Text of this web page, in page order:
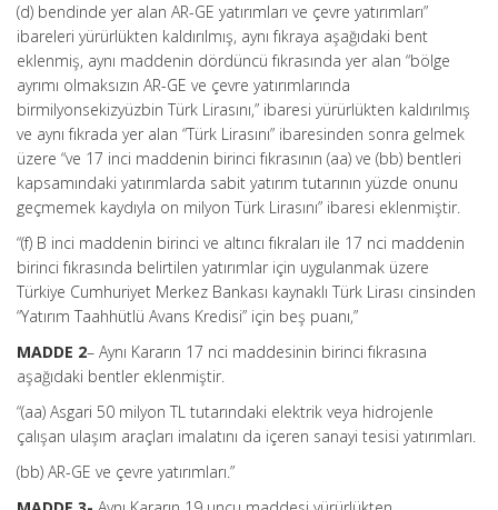
(d) bendinde yer alan AR-GE yatırımları ve çevre yatırımları”
ibareleri yürürlükten kaldırılmış, aynı fıkraya aşağıdaki bent
eklenmiş, aynı maddenin dördüncü fıkrasında yer alan “bölge
ayrımı olmaksızın AR-GE ve çevre yatırımlarında
birmilyonsekizyüzbin Türk Lirasını,” ibaresi yürürlükten kaldırılmış
ve aynı fıkrada yer alan “Türk Lirasını” ibaresinden sonra gelmek
üzere “ve 17 inci maddenin birinci fıkrasının (aa) ve (bb) bentleri
kapsamındaki yatırımlarda sabit yatırım tutarının yüzde onunu
geçmemek kaydıyla on milyon Türk Lirasını” ibaresi eklenmiştir.
“(f) B inci maddenin birinci ve altıncı fıkraları ile 17 nci maddenin
birinci fıkrasında belirtilen yatırımlar için uygulanmak üzere
Türkiye Cumhuriyet Merkez Bankası kaynaklı Türk Lirası cinsinden
“Yatırım Taahhütlü Avans Kredisi” için beş puanı,”
MADDE 2– Aynı Kararın 17 nci maddesinin birinci fıkrasına
aşağıdaki bentler eklenmiştir.
“(aa) Asgari 50 milyon TL tutarındaki elektrik veya hidrojenle
çalışan ulaşım araçları imalatını da içeren sanayi tesisi yatırımları.
(bb) AR-GE ve çevre yatırımları.”